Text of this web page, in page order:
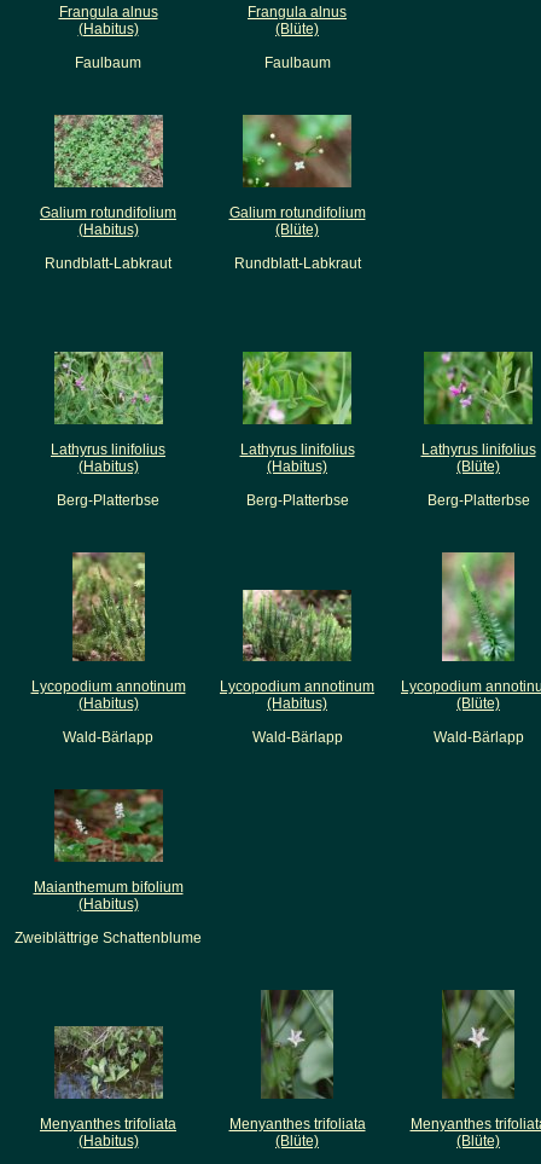
Frangula alnus
(Habitus)
Faulbaum
Frangula alnus
(Blüte)
Faulbaum
Galium rotundifolium
(Habitus)
Rundblatt-Labkraut
Galium rotundifolium
(Blüte)
Rundblatt-Labkraut
Lathyrus linifolius
(Habitus)
Berg-Platterbse
Lathyrus linifolius
(Habitus)
Berg-Platterbse
Lathyrus linifolius
(Blüte)
Berg-Platterbse
Lycopodium annotinum
(Habitus)
Wald-Bärlapp
Lycopodium annotinum
(Habitus)
Wald-Bärlapp
Lycopodium
(Blüte)
Wald-Bärlapp
Maianthemum bifolium
(Habitus)
Zweiblättrige Schattenblume
Menyanthes trifoliata
(Habitus)
Menyanthes trifoliata
(Blüte)
Menyanthes
(Blüte)